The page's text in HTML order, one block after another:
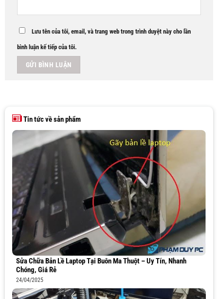
Lưu tên của tôi, email, và trang web trong trình duyệt này cho lần
bình luận kế tiếp của tôi.
Tin tức về sản phẩm
Sửa Chữa Bản Lề Laptop Tại Buôn Ma Thuột – Uy Tín, Nhanh
Chóng, Giá Rẻ
24/04/2025